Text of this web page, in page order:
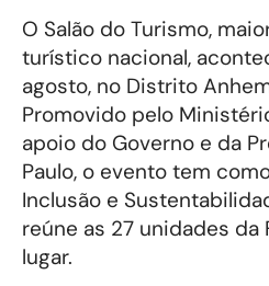
O Salão do Turismo,
turístico nacional,
agosto, no Distrito
Promovido pelo
apoio do Governo e da
Paulo, o evento tem
Inclusão e
reúne as 27 unidades da
lugar.